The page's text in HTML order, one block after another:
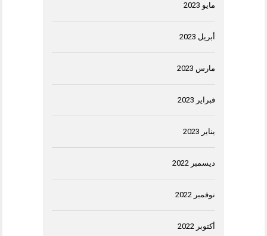
مايو 2023
أبريل 2023
مارس 2023
فبراير 2023
يناير 2023
ديسمبر 2022
نوفمبر 2022
أكتوبر 2022